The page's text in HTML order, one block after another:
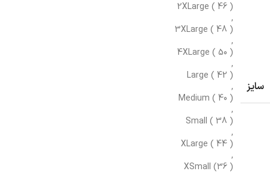
سایز
2XLarge ( 46 )
,
3XLarge ( 48 )
,
4XLarge ( 50 )
,
Large ( 42 )
,
Medium ( 40 )
,
Small ( 38 )
,
XLarge ( 44 )
,
XSmall (36 )